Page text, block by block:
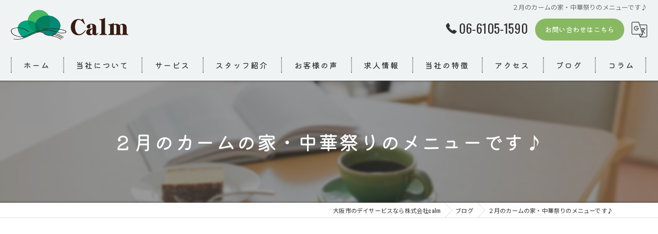
２月のカームの家・中華祭りのメニューです♪
06-6105-1590 お問い合わせはこちら
ホーム 当社について サービス スタッフ紹介 お客様の声 求人情報 当社の特徴
求人
高齢者
小規模デイ
お泊り
アクセス ブログ コラム
２月のカームの家・中華祭りのメニューです♪
大阪市のデイサービスなら株式会社calm ブログ ２月のカームの家・中華祭りのメニューです♪